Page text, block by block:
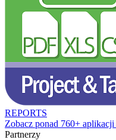
REPORTS
Zobacz ponad 760+
Partnerzy